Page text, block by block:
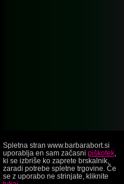
Spletna stran www.barbarabort.si
uporablja en sam začasni piškotek,
ki se izbriše ko zaprete brskalnik,
zaradi potrebe spletne trgovine. Če
se z uporabo ne strinjate, kliknite